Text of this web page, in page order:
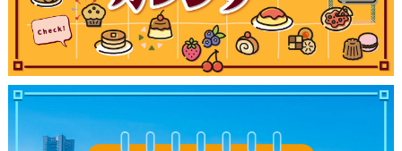
ブログ記事
サイトについて